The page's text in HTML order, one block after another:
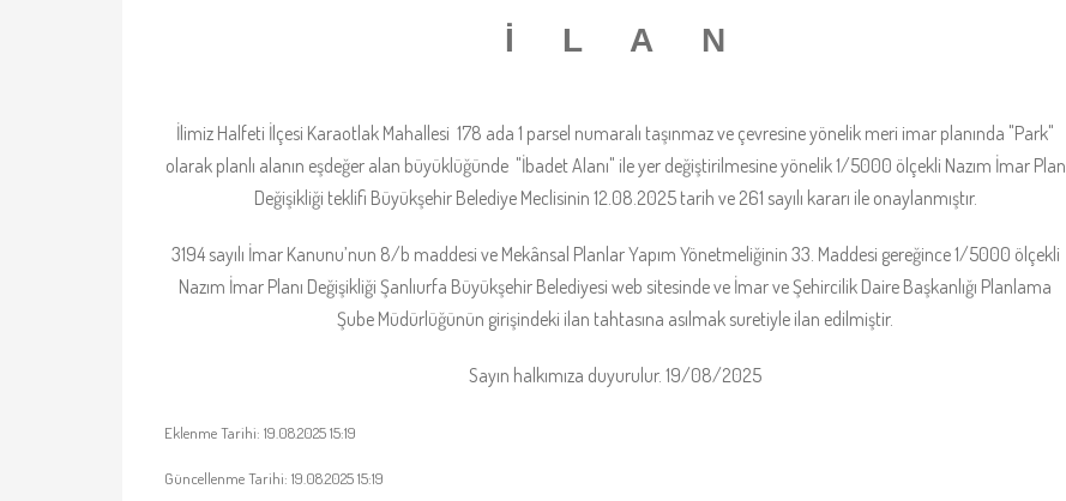
İ L A N
İlimiz Halfeti İlçesi Karaotlak Mahallesi 178 ada 1 parsel numaralı taşınmaz ve çevresine yönelik meri imar planında "Park"
olarak planlı alanın eşdeğer alan büyüklüğünde "İbadet Alanı" ile yer değiştirilmesine yönelik 1/5000 ölçekli Nazım İmar Plan
Değişikliği teklifi Büyükşehir Belediye Meclisinin 12.08.2025 tarih ve 261 sayılı kararı ile onaylanmıştır.
3194 sayılı İmar Kanunu’nun 8/b maddesi ve Mekânsal Planlar Yapım Yönetmeliğinin 33. Maddesi gereğince 1/5000 ölçekli
Nazım İmar Planı Değişikliği Şanlıurfa Büyükşehir Belediyesi web sitesinde ve İmar ve Şehircilik Daire Başkanlığı Planlama
Şube Müdürlüğünün girişindeki ilan tahtasına asılmak suretiyle ilan edilmiştir.
Sayın halkımıza duyurulur. 19/08/2025
Eklenme Tarihi: 19.08.2025 15:19
Güncellenme Tarihi: 19.08.2025 15:19